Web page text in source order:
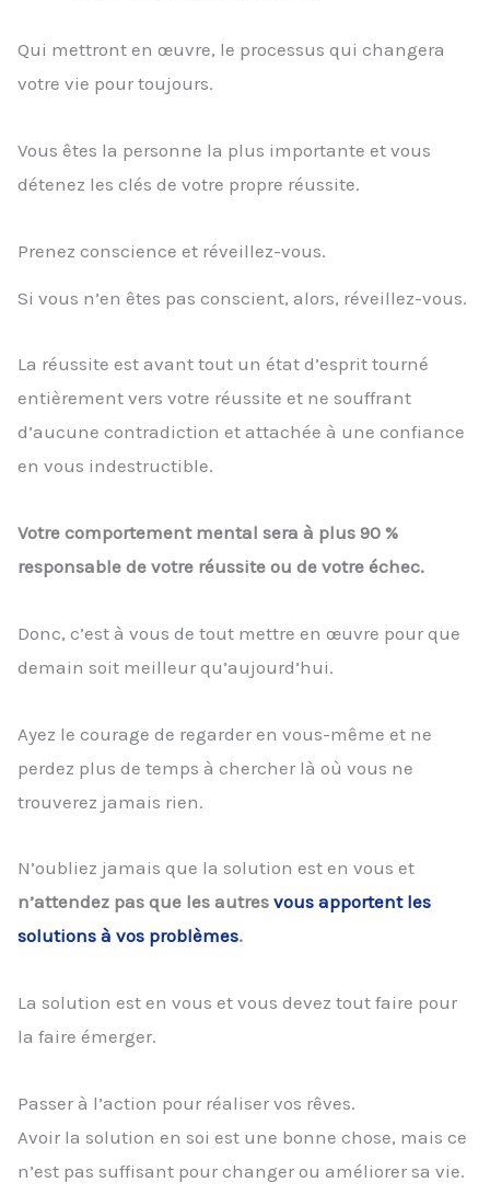
Qui mettront en œuvre, le processus qui changera
votre vie pour toujours.
Vous êtes la personne la plus importante et vous
détenez les clés de votre propre réussite.
Prenez conscience et réveillez-vous.
Si vous n’en êtes pas conscient, alors, réveillez-vous.
La réussite est avant tout un état d’esprit tourné
entièrement vers votre réussite et ne souffrant
d’aucune contradiction et attachée à une confiance
en vous indestructible.
Votre comportement mental sera à plus 90 %
responsable de votre réussite ou de votre échec.
Donc, c’est à vous de tout mettre en œuvre pour que
demain soit meilleur qu’aujourd’hui.
Ayez le courage de regarder en vous-même et ne
perdez plus de temps à chercher là où vous ne
trouverez jamais rien.
N’oubliez jamais que la solution est en vous et
n’attendez pas que les autres vous apportent les
solutions à vos problèmes.
La solution est en vous et vous devez tout faire pour
la faire émerger.
Passer à l’action pour réaliser vos rêves.
Avoir la solution en soi est une bonne chose, mais ce
n’est pas suffisant pour changer ou améliorer sa vie.